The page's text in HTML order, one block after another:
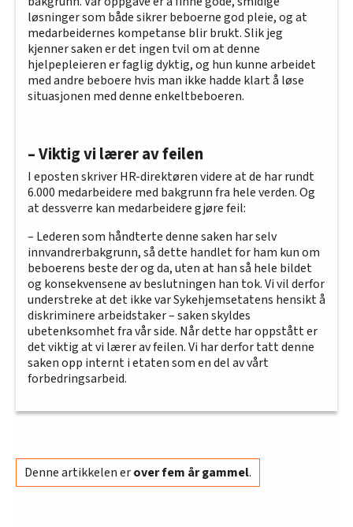
løsninger som både sikrer beboerne god pleie, og at
medarbeidernes kompetanse blir brukt. Slik jeg
kjenner saken er det ingen tvil om at denne
hjelpepleieren er faglig dyktig, og hun kunne arbeidet
med andre beboere hvis man ikke hadde klart å løse
situasjonen med denne enkeltbeboeren.
– Viktig vi lærer av feilen
I eposten skriver HR-direktøren videre at de har rundt
6.000 medarbeidere med bakgrunn fra hele verden. Og
at dessverre kan medarbeidere gjøre feil:
– Lederen som håndterte denne saken har selv
innvandrerbakgrunn, så dette handlet for ham kun om
beboerens beste der og da, uten at han så hele bildet
og konsekvensene av beslutningen han tok. Vi vil derfor
understreke at det ikke var Sykehjemsetatens hensikt å
diskriminere arbeidstaker – saken skyldes
ubetenksomhet fra vår side. Når dette har oppstått er
det viktig at vi lærer av feilen. Vi har derfor tatt denne
saken opp internt i etaten som en del av vårt
forbedringsarbeid.
Denne artikkelen erover fem år gammel.